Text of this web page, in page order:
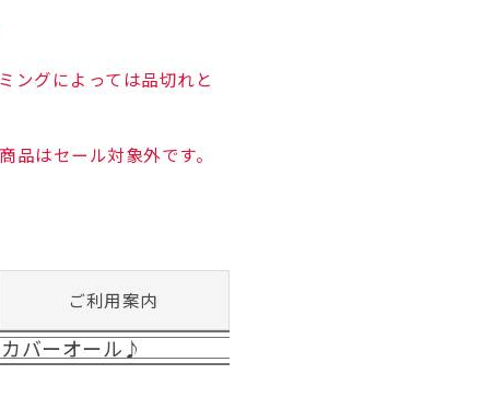
ングによっては品切れと
はセール対象外です。
ご利用案内
バーオール♪